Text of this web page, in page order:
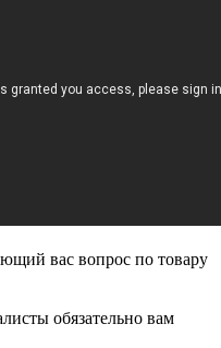
вас вопрос по товару
обязательно вам